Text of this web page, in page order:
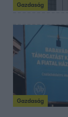
Gazdaság
Gazdaság